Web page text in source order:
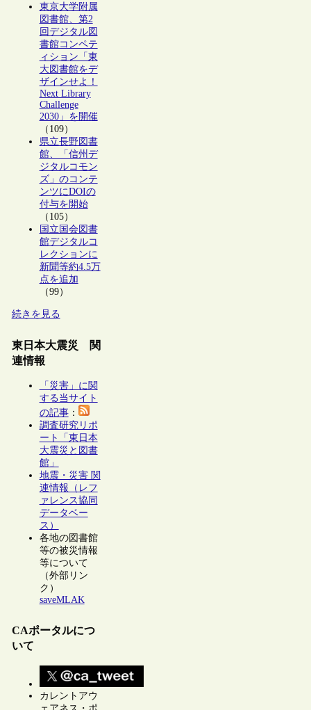
東京大学附属
図書館、第2
回デジタル図
書館コンペテ
ィション「東
大図書館をデ
ザインせよ！
Next Library
Challenge
2030」を開催
（109）
県立長野図書
館、「信州デ
ジタルコモン
ズ」のコンテ
ンツにDOIの
付与を開始
（105）
国立国会図書
館デジタルコ
レクションに
新聞等約4.5万
点を追加
（99）
続きを見る
東日本大震災 関
連情報
「災害」に関
する当サイト
の記事：
調査研究リポ
ート「東日本
大震災と図書
館」
地震・災害 関
連情報（レフ
ァレンス協同
データベー
ス）
各地の図書館
等の被災情報
等について
（外部リン
ク）
saveMLAK
CAポータルにつ
いて
カレントアウ